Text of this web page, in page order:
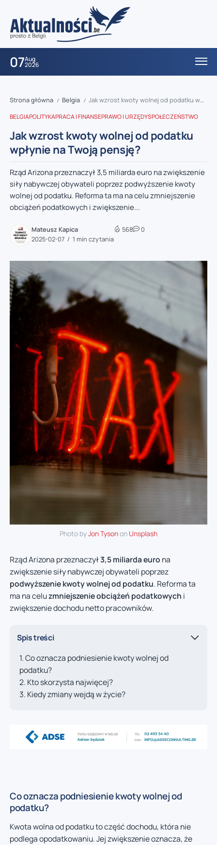
07Aug
2026
Strona główna / Belgia / Jak wzrost kwoty wolnej od podatku wpłynie na Twoją pensję?
BELGIAPOLITYKAPRACA I FINANSEPRAWO I URZĘDYSPOŁECZEŃSTWO
Jak wzrost kwoty wolnej od podatku
wpłynie na Twoją pensję?
Rząd Arizona przeznaczył 3,5 miliarda euro na zwiększenie
siły nabywczej obywateli poprzez podwyższenie kwoty
wolnej od podatku. Reforma ta ma na celu zmniejszenie
obciążeń podatkowych i zwiększenie...
Mateusz Kapica
2025-02-07
1 min czytania
568 0
Photo byJon Tysonon Unsplash
Rząd Arizona przeznaczył3,5 miliarda euro na
zwiększenie siły nabywczej obywateli poprzez
podwyższenie kwoty wolnej od podatku. Reforma ta
ma na celuzmniejszenie obciążeń podatkowych i
zwiększenie dochodu netto pracowników.
Spis treści
Co oznacza podniesienie kwoty wolnej od
podatku?
Kto skorzysta najwięcej?
Kiedy zmiany wejdą w życie?
Co oznacza podniesienie kwoty wolnej od
podatku?
Kwota wolna od podatku to część dochodu, która nie
podlega opodatkowaniu. Jej zwiększenie oznacza, że